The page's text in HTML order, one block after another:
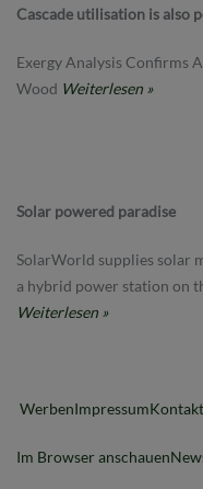
Cascade utilisation is also
Exergy Analysis Confirms
Wood Weiterlesen »
Solar powered paradise
SolarWorld supplies solar
a hybrid power station on
Weiterlesen »
WerbenImpressumKontakt
Im Browser anschauen